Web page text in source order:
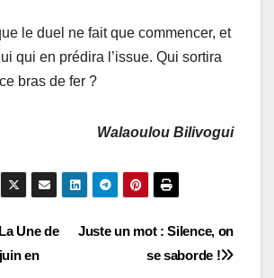
le duel ne fait que commencer, et
qui en prédira l’issue. Qui sortira
bras de fer ?
Walaoulou Bilivogui
Juste un mot : Silence, on
se saborde !
Une de
en